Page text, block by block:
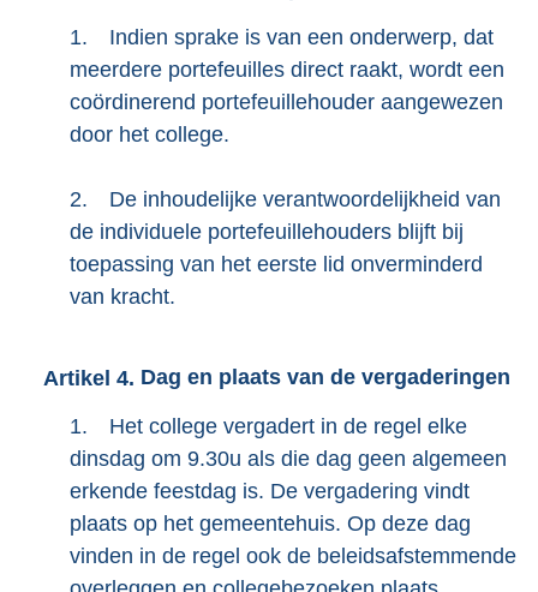
1.
Indien sprake is van een onderwerp, dat
meerdere portefeuilles direct raakt, wordt een
coördinerend portefeuillehouder aangewezen
door het college.
2.
De inhoudelijke verantwoordelijkheid van
de individuele portefeuillehouders blijft bij
toepassing van het eerste lid onverminderd
van kracht.
Artikel 4. Dag en plaats van de vergaderingen
1.
Het college vergadert in de regel elke
dinsdag om 9.30u als die dag geen algemeen
erkende feestdag is. De vergadering vindt
plaats op het gemeentehuis. Op deze dag
vinden in de regel ook de beleidsafstemmende